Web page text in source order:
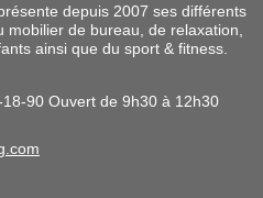
depuis 2007 ses différents
de bureau, de relaxation,
ainsi que du sport & fitness.
90 Ouvert de 9h30 à 12h30